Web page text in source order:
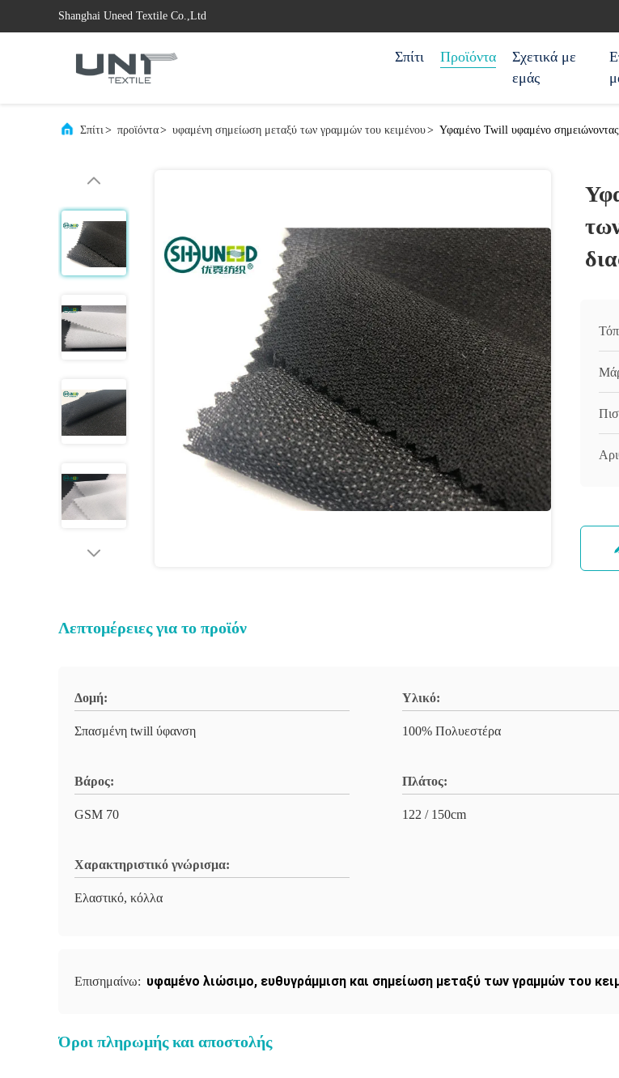
Shanghai Uneed Textile Co.,Ltd
Σπίτι Προϊόντα
Σχετικά με
εμάς
Σπίτι> προϊόντα> υφαμένη σημείωση μεταξύ των γραμμών του κειμένου> Υφαμένο Twill υφαμένο
Λεπτομέρειες για το προϊόν
Δομή:
Σπασμένη twill ύφανση
Υλικό:
100% Πολυεστέρα
Βάρος:
GSM 70
Πλάτος:
122 / 150cm
Χαρακτηριστικό γνώρισμα:
Ελαστικό, κόλλα
Επισημαίνω: υφαμένο λιώσιμο, ευθυγράμμιση και σημείωση μεταξύ των γραμμών του
Όροι πληρωμής και αποστολής